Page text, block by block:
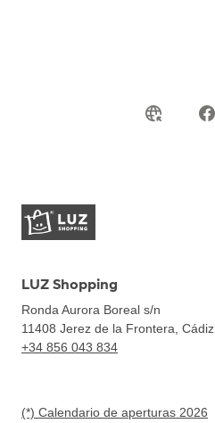
LUZ Shopping
Ronda Aurora Boreal s/n
11408 Jerez de la Frontera, Cádiz
+34 856 043 834
(*) Calendario de aperturas 2026